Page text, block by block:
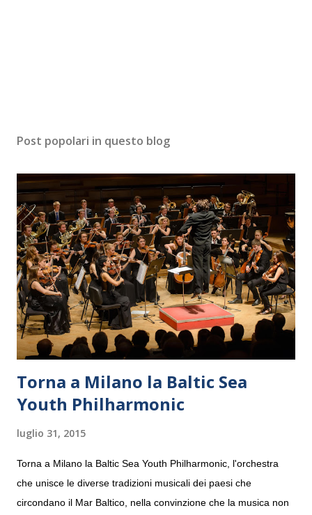
Post popolari in questo blog
Torna a Milano la Baltic Sea
Youth Philharmonic
luglio 31, 2015
Torna a Milano la Baltic Sea Youth Philharmonic, l'orchestra
che unisce le diverse tradizioni musicali dei paesi che
circondano il Mar Baltico, nella convinzione che la musica non